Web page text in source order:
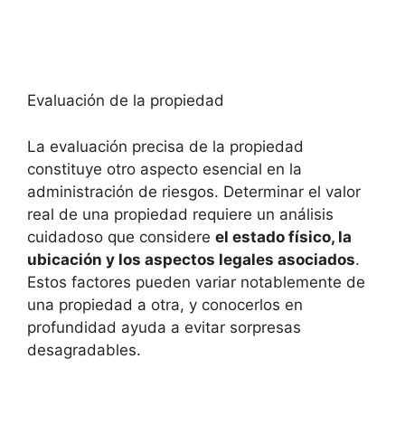
Evaluación de la propiedad
La evaluación precisa de la propiedad‌
constituye otro aspecto esencial en la
administración de riesgos.​ Determinar ⁤el valor
real de una propiedad requiere un análisis
cuidadoso​ que considere el estado físico, la
ubicación y los aspectos legales asociados.
Estos factores⁣ pueden ⁣variar notablemente de
una propiedad a otra, y conocerlos en
profundidad ayuda a⁢ evitar sorpresas
desagradables.